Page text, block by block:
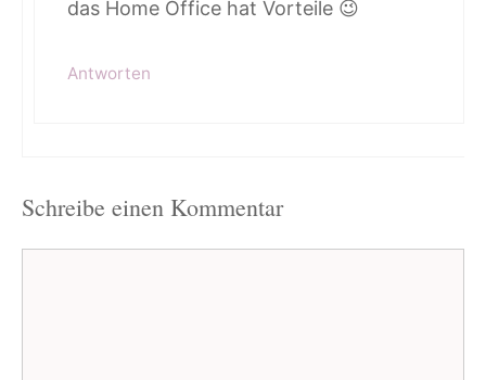
das Home Office hat Vorteile 😉
Antworten
Schreibe einen Kommentar